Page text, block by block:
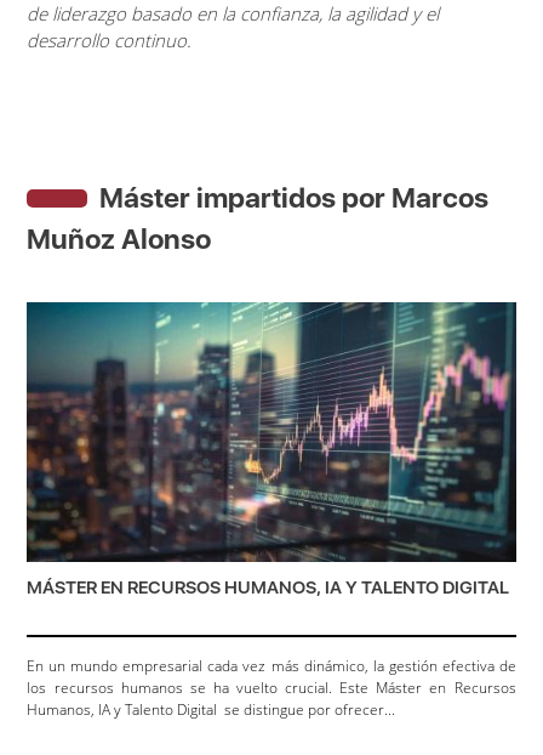
de liderazgo basado en la confianza, la agilidad y el
desarrollo continuo.
Máster impartidos por Marcos
Muñoz Alonso
MÁSTER EN RECURSOS HUMANOS, IA Y TALENTO DIGITAL
En un mundo empresarial cada vez más dinámico, la gestión efectiva de
los recursos humanos se ha vuelto crucial. Este Máster en Recursos
Humanos, IA y Talento Digital se distingue por ofrecer...